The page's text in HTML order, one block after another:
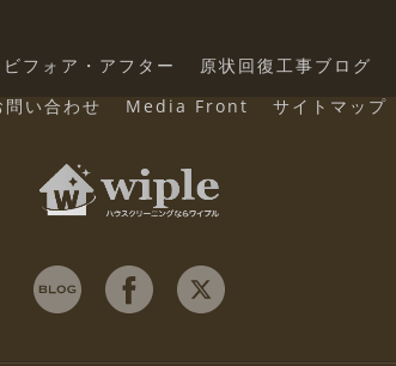
ビフォア・アフター 原状回復工事ブログ
問い合わせ Media Front サイトマップ